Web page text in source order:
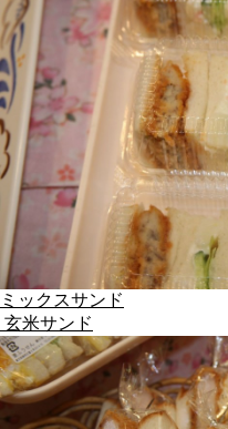
ミックスサンド
玄米サンド